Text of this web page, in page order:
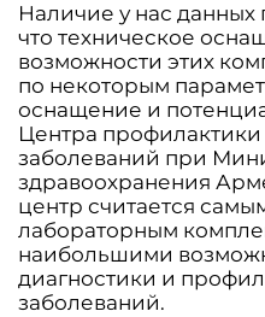
Наличие у нас данных
что техническое
возможности этих
по некоторым
оснащение и
Центра профилактики
заболеваний при
здравоохранения
центр считается
лабораторным
наибольшими
диагностики и
заболеваний.